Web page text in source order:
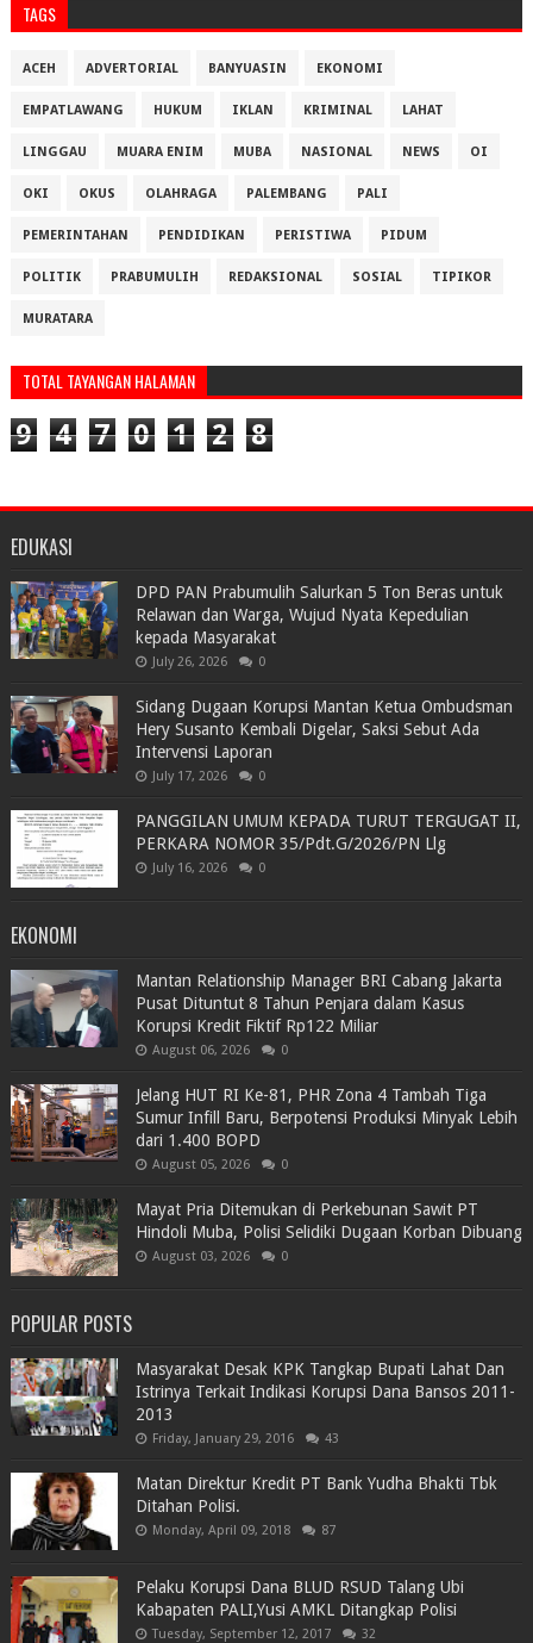
TAGS
ACEH ADVERTORIAL BANYUASIN EKONOMI
EMPATLAWANG HUKUM IKLAN KRIMINAL LAHAT
LINGGAU MUARA ENIM MUBA NASIONAL NEWS OI
OKI OKUS OLAHRAGA PALEMBANG PALI
PEMERINTAHAN PENDIDIKAN PERISTIWA PIDUM
POLITIK PRABUMULIH REDAKSIONAL SOSIAL TIPIKOR
MURATARA
TOTAL TAYANGAN HALAMAN
9 4 7 0 1 2 8
EDUKASI
DPD PAN Prabumulih Salurkan 5 Ton Beras untuk
Relawan dan Warga, Wujud Nyata Kepedulian
kepada Masyarakat
July 26, 2026 0
Sidang Dugaan Korupsi Mantan Ketua Ombudsman
Hery Susanto Kembali Digelar, Saksi Sebut Ada
Intervensi Laporan
July 17, 2026 0
PANGGILAN UMUM KEPADA TURUT TERGUGAT II,
PERKARA NOMOR 35/Pdt.G/2026/PN Llg
July 16, 2026 0
EKONOMI
Mantan Relationship Manager BRI Cabang Jakarta
Pusat Dituntut 8 Tahun Penjara dalam Kasus
Korupsi Kredit Fiktif Rp122 Miliar
August 06, 2026 0
Jelang HUT RI Ke-81, PHR Zona 4 Tambah Tiga
Sumur Infill Baru, Berpotensi Produksi Minyak Lebih
dari 1.400 BOPD
August 05, 2026 0
Mayat Pria Ditemukan di Perkebunan Sawit PT
Hindoli Muba, Polisi Selidiki Dugaan Korban Dibuang
August 03, 2026 0
POPULAR POSTS
Masyarakat Desak KPK Tangkap Bupati Lahat Dan
Istrinya Terkait Indikasi Korupsi Dana Bansos 2011-
2013
Friday, January 29, 2016 43
Matan Direktur Kredit PT Bank Yudha Bhakti Tbk
Ditahan Polisi.
Monday, April 09, 2018 87
Pelaku Korupsi Dana BLUD RSUD Talang Ubi
Kabapaten PALI,Yusi AMKL Ditangkap Polisi
Tuesday, September 12, 2017 32